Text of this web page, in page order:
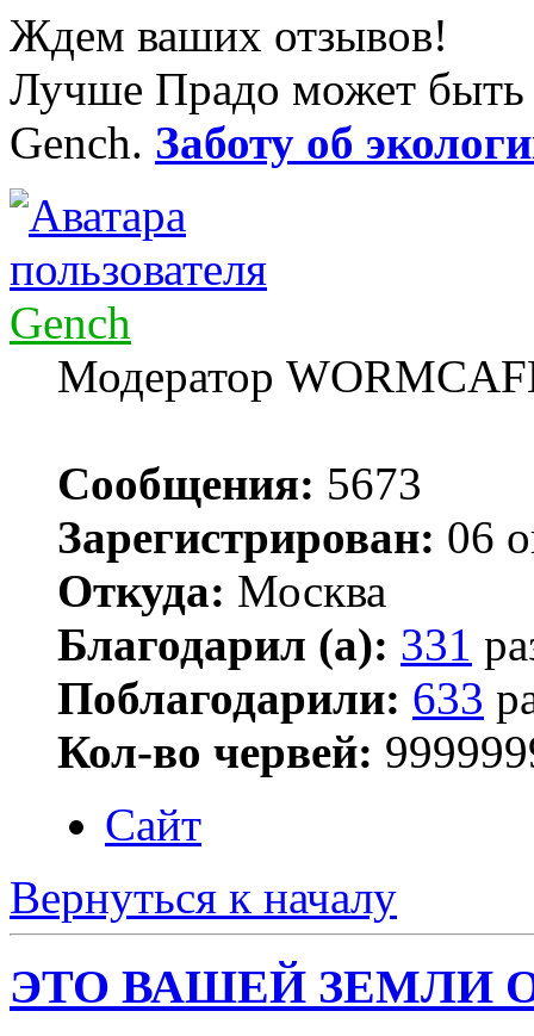
Ждем ваших отзывов!
Лучше Прадо может
Gench. Заботу об
Gench
Модератор
Сообщения: 5673
Зарегистрирован: 06
Откуда: Москва
Благодарил (а): 331
Поблагодарили: 633
Кол-во червей:
Сайт
Вернуться к началу
ЭТО ВАШЕЙ ЗЕМЛИ